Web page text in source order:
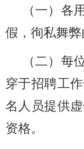
（一）各
假，徇私舞
（二）每
穿于招聘工
名人员提供
资格。